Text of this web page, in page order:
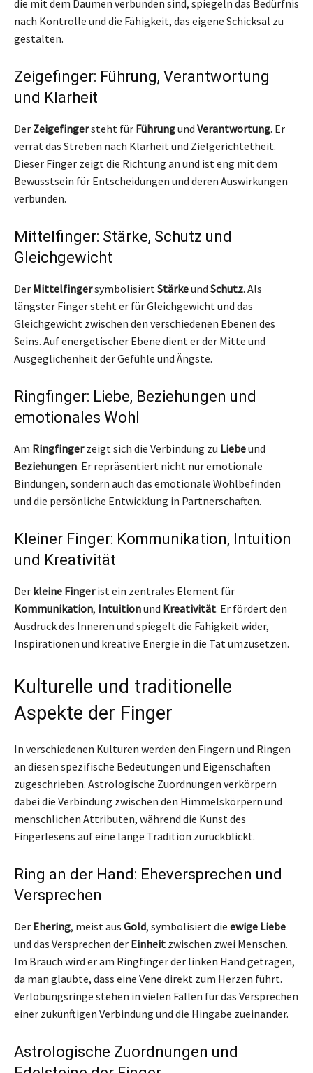
die mit dem Daumen verbunden sind, spiegeln das Bedürfnis
nach Kontrolle und die Fähigkeit, das eigene Schicksal zu
gestalten.
Zeigefinger: Führung, Verantwortung
und Klarheit
Der Zeigefingersteht für Führungund Verantwortung. Er
verrät das Streben nach Klarheit und Zielgerichtetheit.
Dieser Finger zeigt die Richtung an und ist eng mit dem
Bewusstsein für Entscheidungen und deren Auswirkungen
verbunden.
Mittelfinger: Stärke, Schutz und
Gleichgewicht
Der Mittelfingersymbolisiert Stärkeund Schutz. Als
längster Finger steht er für Gleichgewicht und das
Gleichgewicht zwischen den verschiedenen Ebenen des
Seins. Auf energetischer Ebene dient er der Mitte und
Ausgeglichenheit der Gefühle und Ängste.
Ringfinger: Liebe, Beziehungen und
emotionales Wohl
Am Ringfingerzeigt sich die Verbindung zu Liebeund
Beziehungen. Er repräsentiert nicht nur emotionale
Bindungen, sondern auch das emotionale Wohlbefinden
und die persönliche Entwicklung in Partnerschaften.
Kleiner Finger: Kommunikation, Intuition
und Kreativität
Der kleine Fingerist ein zentrales Element für
Kommunikation, Intuitionund Kreativität. Er fördert den
Ausdruck des Inneren und spiegelt die Fähigkeit wider,
Inspirationen und kreative Energie in die Tat umzusetzen.
Kulturelle und traditionelle
Aspekte der Finger
In verschiedenen Kulturen werden den Fingern und Ringen
an diesen spezifische Bedeutungen und Eigenschaften
zugeschrieben. Astrologische Zuordnungen verkörpern
dabei die Verbindung zwischen den Himmelskörpern und
menschlichen Attributen, während die Kunst des
Fingerlesens auf eine lange Tradition zurückblickt.
Ring an der Hand: Eheversprechen und
Versprechen
Der Ehering, meist aus Gold, symbolisiert die ewige Liebe
und das Versprechen der Einheit zwischen zwei Menschen.
Im Brauch wird er am Ringfinger der linken Hand getragen,
da man glaubte, dass eine Vene direkt zum Herzen führt.
Verlobungsringe stehen in vielen Fällen für das Versprechen
einer zukünftigen Verbindung und die Hingabe zueinander.
Astrologische Zuordnungen und